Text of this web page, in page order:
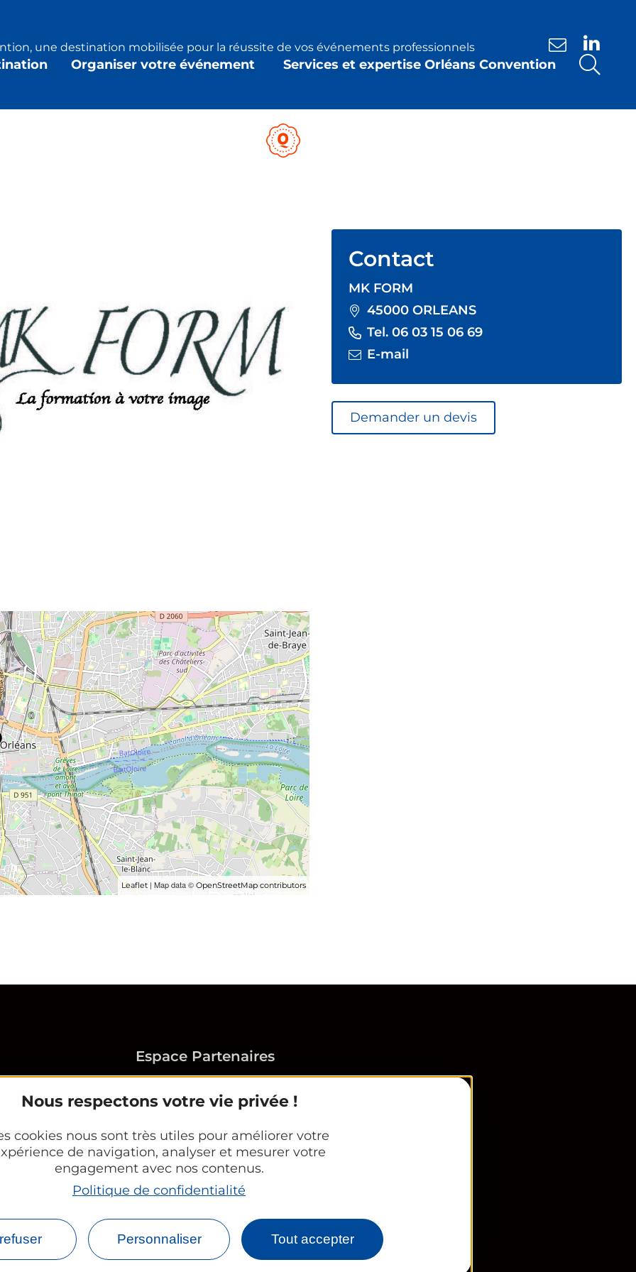
Nous respectons votre vie privée !
cookies nous sont très utiles pour améliorer votre
de navigation, analyser et mesurer votre
engagement avec nos contenus.
Politique de confidentialité
Personnaliser Tout accepter
une destination mobilisée pour la réussite de vos événements professionnels
Nous contacter
Organiser votre événement Services et expertise Orléans Convention
Leaflet | Map data © OpenStreetMap contributors
Contact
MK FORM
45000 ORLEANS
Tel. 06 03 15 06 69
E-mail
Demander un devis
Métropole
Espace Partenaires
Newsletter
légales Plan du site FR EN